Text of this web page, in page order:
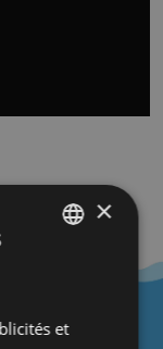
:
×
et